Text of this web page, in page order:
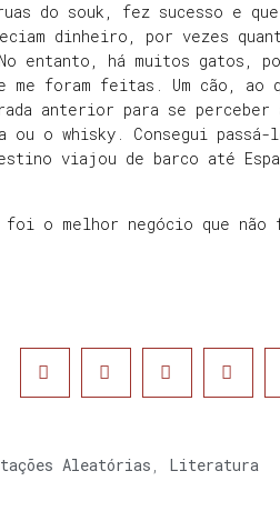
do souk, fez sucesso e
dinheiro, por vezes
entanto, há muitos gatos,
me foram feitas. Um cão, ao
anterior para se
ou o whisky. Consegui
viajou de barco até
foi o melhor negócio que não
Aleatórias , Literatura